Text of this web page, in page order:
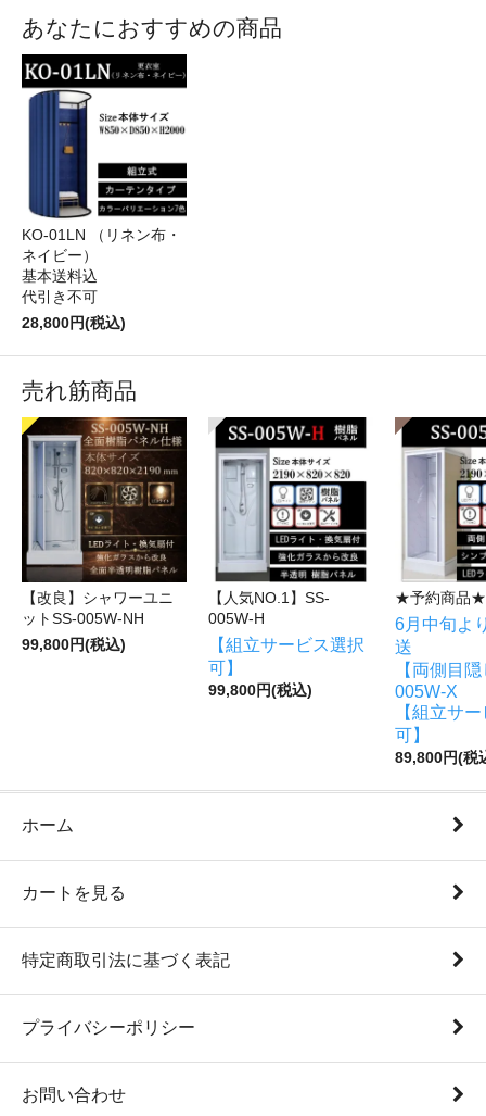
あなたにおすすめの商品
KO-01LN （リネン布・
ネイビー）
基本送料込
代引き不可
28,800円(税込)
売れ筋商品
【改良】シャワーユニ
ットSS-005W-NH
99,800円(税込)
【人気NO.1】SS-
005W-H
【組立サービス選択
可】
99,800円(税込)
★予約商品★
6月中旬よ
送
【両側目
005W-X
【組立サ
可】
89,800円(税
ホーム
カートを見る
特定商取引法に基づく表記
プライバシーポリシー
お問い合わせ